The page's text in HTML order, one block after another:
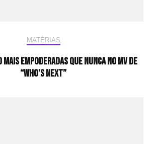
MATÉRIAS
empoderadas que nunca no MV de
“Who’s Next”